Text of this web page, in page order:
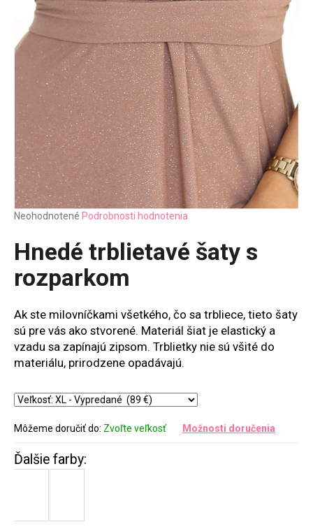
Priemerné
produktu
je
z
hviezdičiek.
Neohodnotené Podrobnosti hodnotenia
Hnedé trblietavé šaty s
rozparkom
Ak ste milovníčkami všetkého, čo sa trbliece, tieto šaty
sú pre vás ako stvorené. Materiál šiat je elastický a
vzadu sa zapínajú zipsom. Trblietky nie sú všité do
materiálu, prirodzene opadávajú.
Môžeme doručiť do: Zvoľte veľkosť Možnosti doručenia